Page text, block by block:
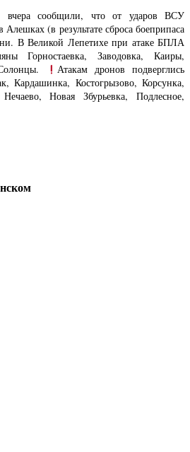
вчера сообщили, что от ударов ВСУ
(в результате сброса боеприпаса
В Великой Лепетихе при атаке БПЛА
Горностаевка, Заводовка, Каиры,
Атакам дронов подверглись
Кардашинка, Костогрызово, Корсунка,
Новая Збурьевка, Подлесное,